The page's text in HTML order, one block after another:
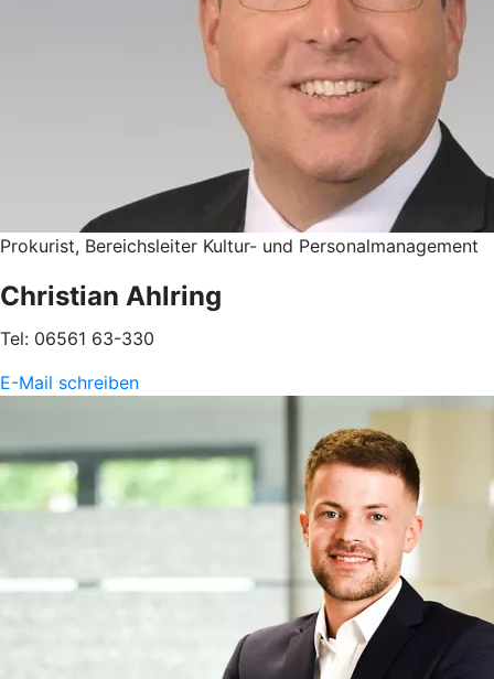
Prokurist, Bereichsleiter Kultur- und Personalmanagement
Christian Ahlring
Tel: 06561 63-330
E-Mail schreiben